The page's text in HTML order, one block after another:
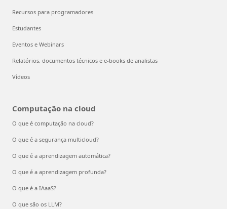
Recursos para programadores
Estudantes
Eventos e Webinars
Relatórios, documentos técnicos e e-books de analistas
Vídeos
Computação na cloud
O que é computação na cloud?
O que é a segurança multicloud?
O que é a aprendizagem automática?
O que é a aprendizagem profunda?
O que é a IAaaS?
O que são os LLM?